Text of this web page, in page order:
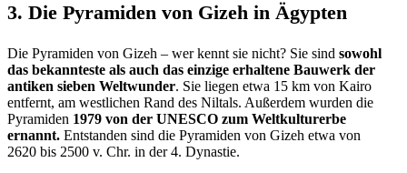
3. Die Pyramiden von Gizeh in Ägypten
Die Pyramiden von Gizeh – wer kennt sie nicht? Sie sind sowohl
das bekannteste als auch das einzige erhaltene Bauwerk der
antiken sieben Weltwunder. Sie liegen etwa 15 km von Kairo
entfernt, am westlichen Rand des Niltals. Außerdem wurden die
Pyramiden 1979 von der UNESCO zum Weltkulturerbe
ernannt. Entstanden sind die Pyramiden von Gizeh etwa von
2620 bis 2500 v. Chr. in der 4. Dynastie.